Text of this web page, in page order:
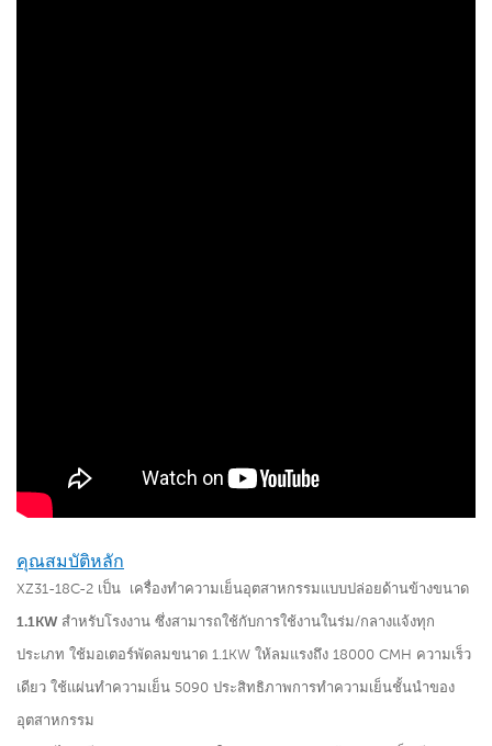
คุณสมบัติหลัก
XZ31-18C-2 เป็น เครื่องทำความเย็นอุตสาหกรรมแบบปล่อยด้านข้างขนาด
1.1KW สำหรับโรงงาน ซึ่งสามารถใช้กับการใช้งานในร่ม/กลางแจ้งทุก
ประเภท ใช้มอเตอร์พัดลมขนาด 1.1KW ให้ลมแรงถึง 18000 CMH ความเร็ว
เดียว ใช้แผ่นทำความเย็น 5090 ประสิทธิภาพการทำความเย็นชั้นนำของ
อุตสาหกรรม